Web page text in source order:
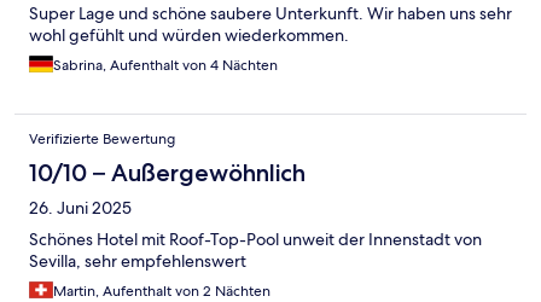
Super Lage und schöne saubere Unterkunft. Wir haben uns sehr
wohl gefühlt und würden wiederkommen.
Sabrina, Aufenthalt von 4 Nächten
Verifizierte Bewertung
10/10 – Außergewöhnlich
26. Juni 2025
Schönes Hotel mit Roof-Top-Pool unweit der Innenstadt von
Sevilla, sehr empfehlenswert
Martin, Aufenthalt von 2 Nächten